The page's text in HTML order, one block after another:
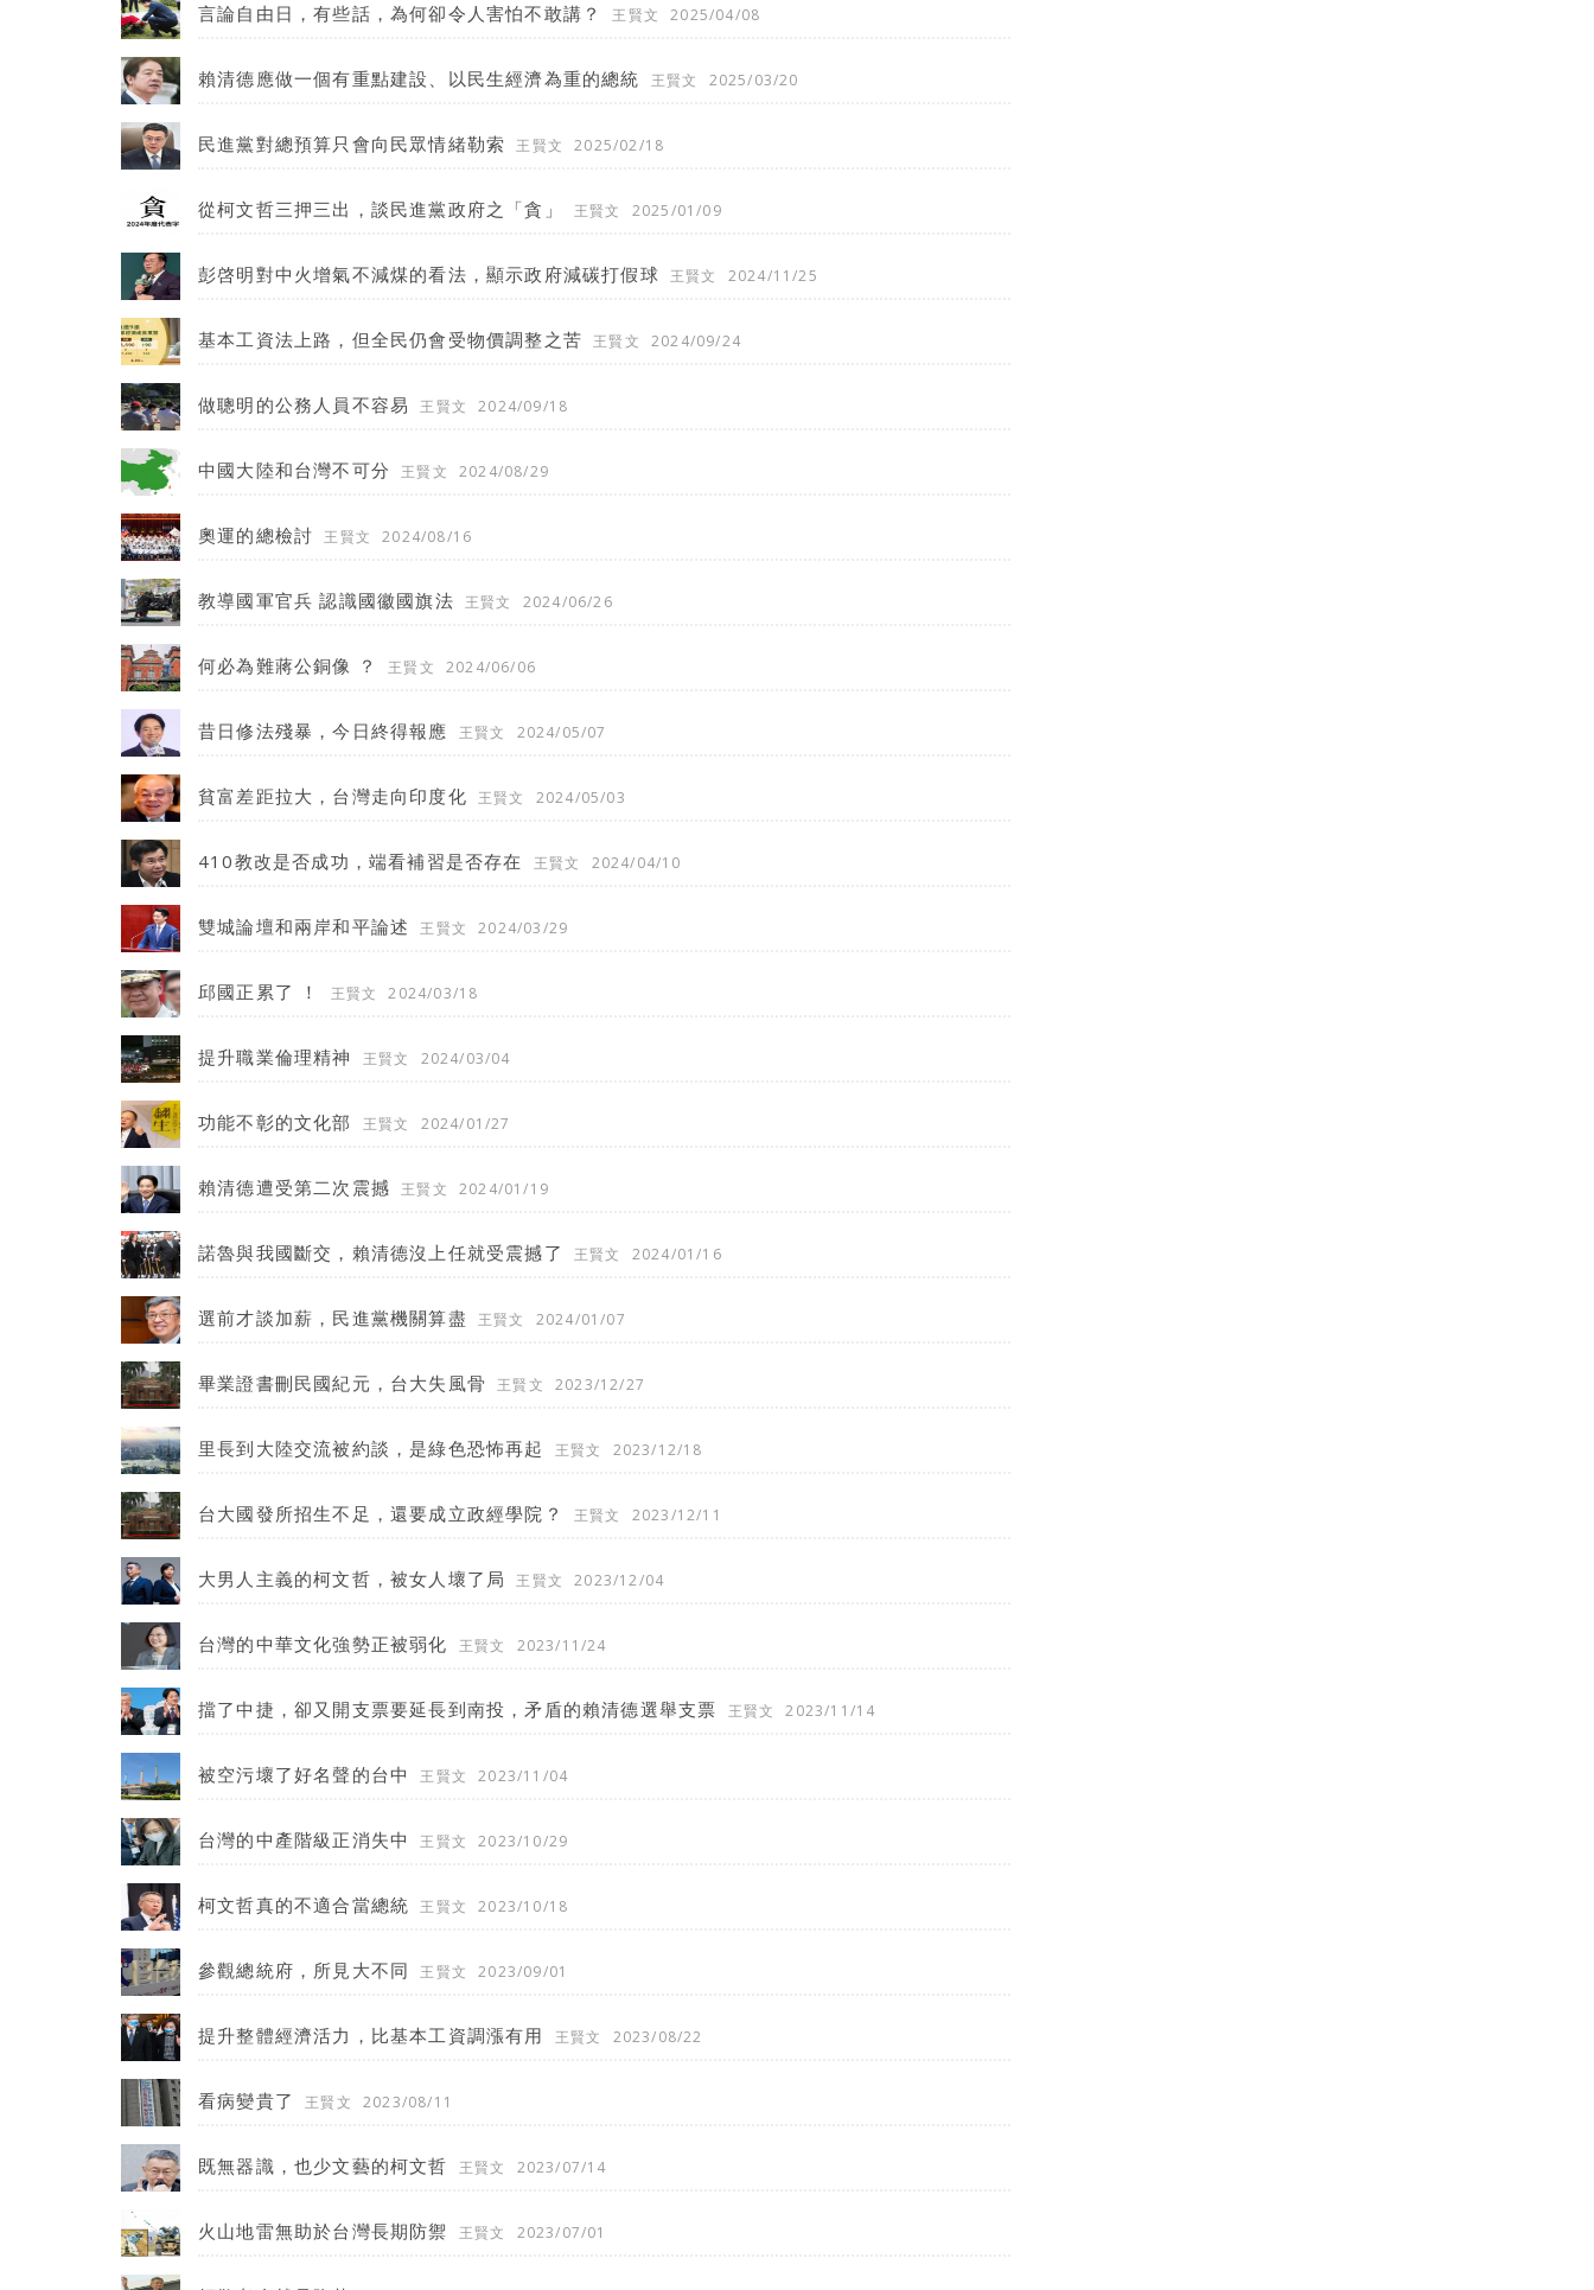
言論自由日，有些話，為何卻令人害怕不敢講？ 王賢文 2025/04/08
賴清德應做一個有重點建設、以民生經濟為重的總統 王賢文 2025/03/20
民進黨對總預算只會向民眾情緒勒索 王賢文 2025/02/18
從柯文哲三押三出，談民進黨政府之「貪」 王賢文 2025/01/09
彭啓明對中火增氣不減煤的看法，顯示政府減碳打假球 王賢文 2024/11/25
基本工資法上路，但全民仍會受物價調整之苦 王賢文 2024/09/24
做聰明的公務人員不容易 王賢文 2024/09/18
中國大陸和台灣不可分 王賢文 2024/08/29
奧運的總檢討 王賢文 2024/08/16
教導國軍官兵 認識國徽國旗法 王賢文 2024/06/26
何必為難蔣公銅像 ？ 王賢文 2024/06/06
昔日修法殘暴，今日終得報應 王賢文 2024/05/07
貧富差距拉大，台灣走向印度化 王賢文 2024/05/03
410教改是否成功，端看補習是否存在 王賢文 2024/04/10
雙城論壇和兩岸和平論述 王賢文 2024/03/29
邱國正累了 ！ 王賢文 2024/03/18
提升職業倫理精神 王賢文 2024/03/04
功能不彰的文化部 王賢文 2024/01/27
賴清德遭受第二次震撼 王賢文 2024/01/19
諾魯與我國斷交，賴清德沒上任就受震撼了 王賢文 2024/01/16
選前才談加薪，民進黨機關算盡 王賢文 2024/01/07
畢業證書刪民國紀元，台大失風骨 王賢文 2023/12/27
里長到大陸交流被約談，是綠色恐怖再起 王賢文 2023/12/18
台大國發所招生不足，還要成立政經學院？ 王賢文 2023/12/11
大男人主義的柯文哲，被女人壞了局 王賢文 2023/12/04
台灣的中華文化強勢正被弱化 王賢文 2023/11/24
擋了中捷，卻又開支票要延長到南投，矛盾的賴清德選舉支票 王賢文 2023/11/14
被空污壞了好名聲的台中 王賢文 2023/11/04
台灣的中產階級正消失中 王賢文 2023/10/29
柯文哲真的不適合當總統 王賢文 2023/10/18
參觀總統府，所見大不同 王賢文 2023/09/01
提升整體經濟活力，比基本工資調漲有用 王賢文 2023/08/22
看病變貴了 王賢文 2023/08/11
既無器識，也少文藝的柯文哲 王賢文 2023/07/14
火山地雷無助於台灣長期防禦 王賢文 2023/07/01